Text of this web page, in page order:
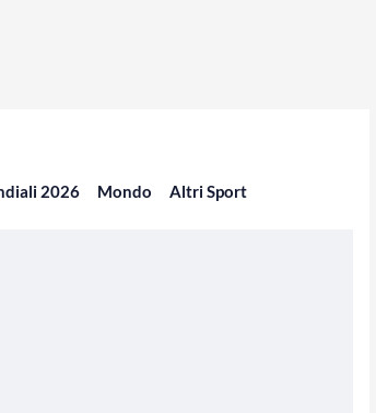
2026 Mondo Altri Sport